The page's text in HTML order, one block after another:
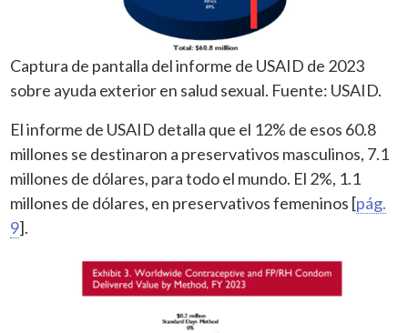
Captura de pantalla del informe de USAID de 2023
sobre ayuda exterior en salud sexual. Fuente: USAID.
El informe de USAID detalla que el 12% de esos 60.8
millones se destinaron a preservativos masculinos, 7.1
millones de dólares, para todo el mundo. El 2%, 1.1
millones de dólares, en preservativos femeninos [pág.
9].